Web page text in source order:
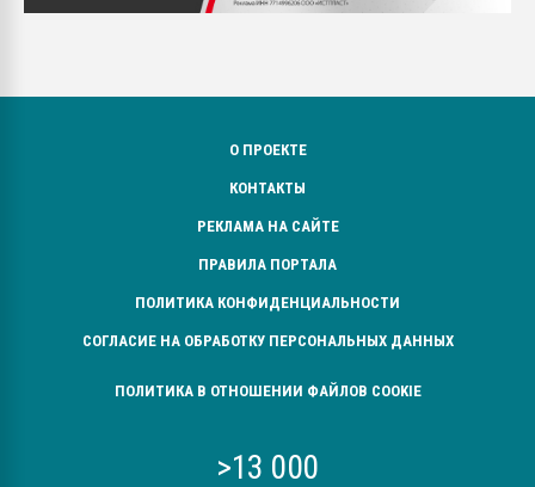
О ПРОЕКТЕ
КОНТАКТЫ
РЕКЛАМА НА САЙТЕ
ПРАВИЛА ПОРТАЛА
ПОЛИТИКА КОНФИДЕНЦИАЛЬНОСТИ
СОГЛАСИЕ НА ОБРАБОТКУ ПЕРСОНАЛЬНЫХ ДАННЫХ
ПОЛИТИКА В ОТНОШЕНИИ ФАЙЛОВ COOKIE
>13 000